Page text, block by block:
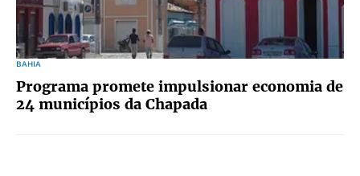
BAHIA
Programa promete impulsionar economia de
24 municípios da Chapada